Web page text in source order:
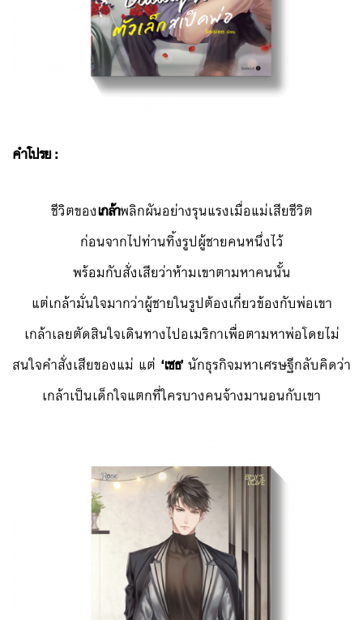
คำโปรย :
ชีวิตของเกล้าพลิกผันอย่างรุนแรงเมื่อแม่เสียชีวิต
ก่อนจากไปท่านทิ้งรูปผู้ชายคนหนึ่งไว้
พร้อมกับสั่งเสียว่าห้ามเขาตามหาคนนั้น
แต่เกล้ามั่นใจมากว่าผู้ชายในรูปต้องเกี่ยวข้องกับพ่อเขา
เกล้าเลยตัดสินใจเดินทางไปอเมริกาเพื่อตามหาพ่อโดยไม่
สนใจคำสั่งเสียของแม่ แต่ ‘เซธ’นักธุรกิจมหาเศรษฐีกลับคิดว่า
เกล้าเป็นเด็กใจแตกที่ใครบางคนจ้างมานอนกับเขา